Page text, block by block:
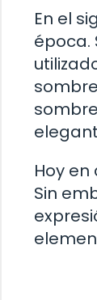
En el
época.
Hoy
Sin